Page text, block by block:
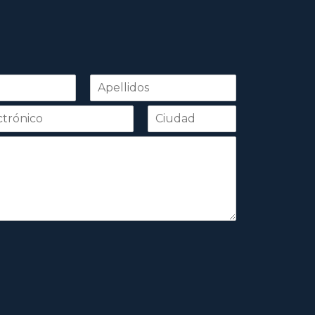
Apellidos